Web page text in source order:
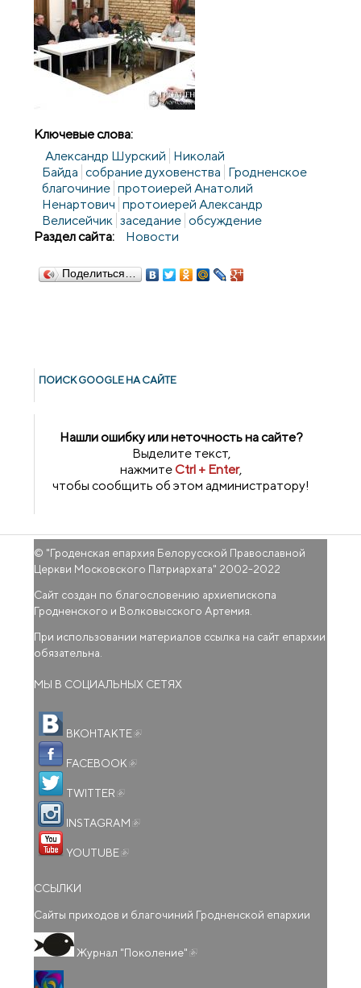
Ключевые слова:
Александр Шурский Николай
Байда собрание духовенства Гродненское
благочиние протоиерей Анатолий
Ненартович протоиерей Александр
Велисейчик заседание обсуждение
Раздел сайта:
Новости
Поделиться…
ПОИСК GOОGLE НА САЙТЕ
Нашли ошибку или неточность на сайте?
Выделите текст,
нажмитеCtrl + Enter,
чтобы сообщить об этом администратору!
© "Гроденская епархия Белорусской Православной
Церкви Московского Патриархата" 2002-2022
Сайт создан по благословению архиепископа
Гродненского и Волковысского Артемия.
При использовании материалов ссылка на сайт епархии
обязательна.
МЫ В СОЦИАЛЬНЫХ СЕТЯХ
ВКОНТАКТЕ
FACEBOOK
TWITTER
INSTAGRAM
YOUTUBE
ССЫЛКИ
Сайты приходов и благочиний Гродненской епархии
Журнал "Поколение"